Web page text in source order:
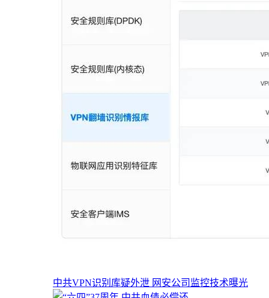
中共VPN识别库疑外泄 网安公司监控技术曝光